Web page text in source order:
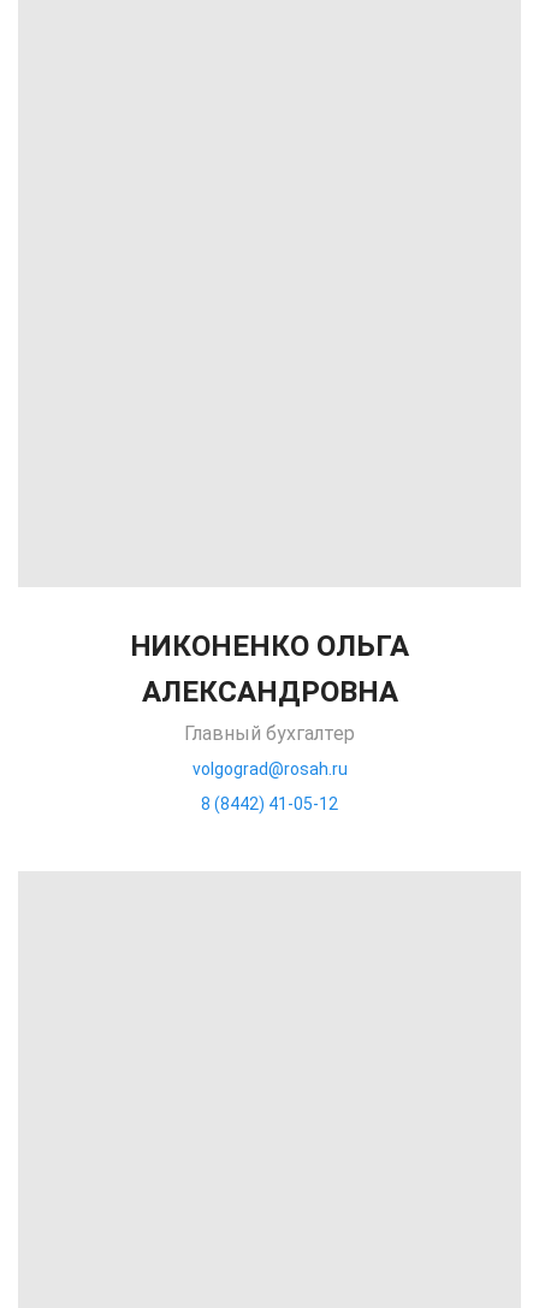
НИКОНЕНКО ОЛЬГА
АЛЕКСАНДРОВНА
Главный бухгалтер
volgograd@rosah.ru
8 (8442) 41-05-12